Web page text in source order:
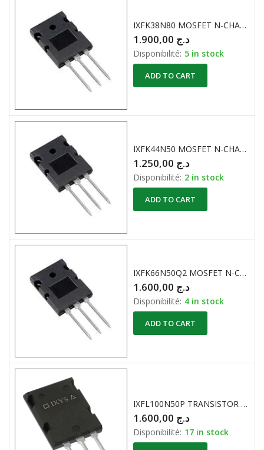
IXFK38N80 MOSFET N-CHANNEL 800V / 38A
د.ج
Disponibilité: 5 in stock
ADD TO CART
IXFK44N50 MOSFET N-CHANNEL 500V / 44A
د.ج
Disponibilité: 2 in stock
ADD TO CART
IXFK66N50Q2 MOSFET N-CHANNEL 500V / 66A
د.ج
Disponibilité: 4 in stock
ADD TO CART
IXFL100N50P TRANSISTOR MOSFET 500V / 70A 625W
د.ج
Disponibilité: 17 in stock